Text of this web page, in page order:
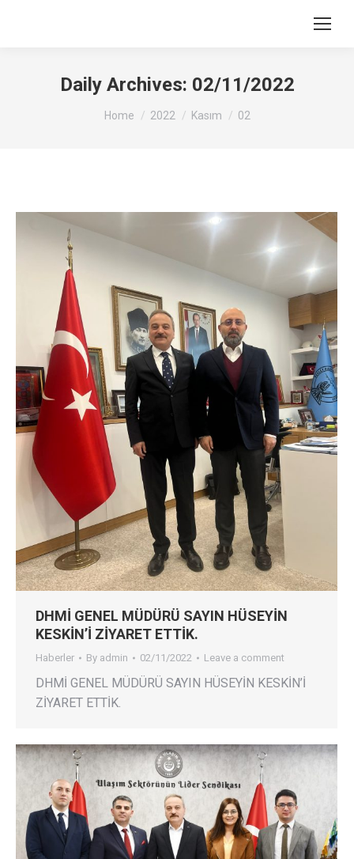
Search:
Daily Archives: 02/11/2022
You are here:
Home 2022 Kasım 02
DHMİ GENEL MÜDÜRÜ SAYIN HÜSEYİN
KESKİN’İ ZİYARET ETTİK.
Haberler By admin 02/11/2022 Leave a comment
DHMİ GENEL MÜDÜRÜ SAYIN HÜSEYİN KESKİN’İ
ZİYARET ETTİK.